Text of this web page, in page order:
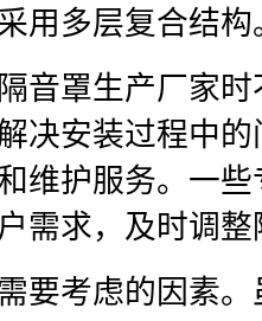
用多层复合结构
音罩生产厂家
决安装过程中
维护服务。一
需求，及时调
要考虑的因素